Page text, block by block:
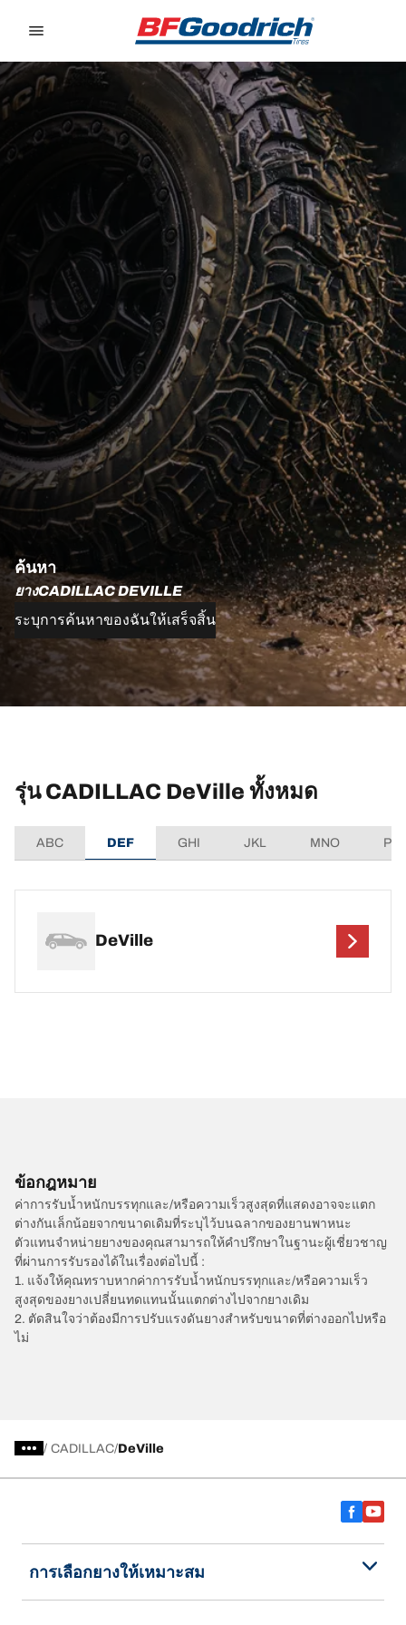
ค้นหา
ยางCADILLAC DEVILLE
ระบุการค้นหาของฉันให้เสร็จสิ้น
รุ่น CADILLAC DeVille ทั้งหมด
ABC DEF GHI JKL MNO
DeVille
ข้อกฎหมาย
ค่าการรับน้ำหนักบรรทุกและ/หรือความเร็วสูงสุดที่แสดงอาจจะแตก
ต่างกันเล็กน้อยจากขนาดเดิมที่ระบุไว้บนฉลากของยานพาหนะ
ตัวแทนจำหน่ายยางของคุณสามารถให้คำปรึกษาในฐานะผู้เชี่ยวชาญ
ที่ผ่านการรับรองได้ในเรื่องต่อไปนี้ :
1. แจ้งให้คุณทราบหากค่าการรับน้ำหนักบรรทุกและ/หรือความเร็ว
สูงสุดของยางเปลี่ยนทดแทนนั้นแตกต่างไปจากยางเดิม
2. ตัดสินใจว่าต้องมีการปรับแรงดันยางสำหรับขนาดที่ต่างออกไปหรือ
ไม่
/ CADILLAC DeVille
การเลือกยางให้เหมาะสม